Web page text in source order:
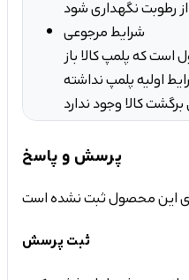
شرایط مرجوعی
است که پلمپ کالا باز
اولیه پلمپ نداشته
پرسش و پاسخ
ثبت پرسش